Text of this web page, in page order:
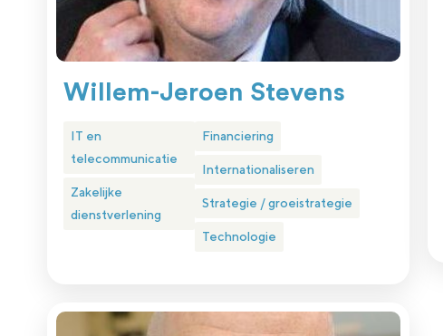
Willem-Jeroen Stevens
IT en
telecommunicatie
Zakelijke
dienstverlening
Financiering
Internationaliseren
Strategie / groeistrategie
Technologie